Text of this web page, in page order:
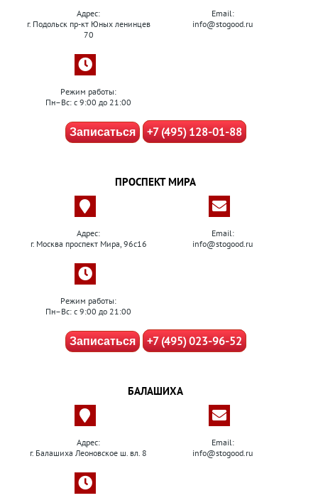
Адрес:
г. Подольск пр-кт Юных ленинцев
70
Email:
info@stogood.ru
Режим работы:
Пн–Вс: с 9:00 до 21:00
Записаться +7 (495) 128-01-88
ПРОСПЕКТ МИРА
Адрес:
г. Москва проспект Мира, 96с16
Email:
info@stogood.ru
Режим работы:
Пн–Вс: с 9:00 до 21:00
Записаться +7 (495) 023-96-52
БАЛАШИХА
Адрес:
г. Балашиха Леоновское ш. вл. 8
Email:
info@stogood.ru